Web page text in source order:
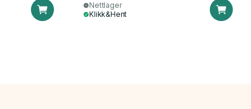
Nettlager
Klikk&Hent